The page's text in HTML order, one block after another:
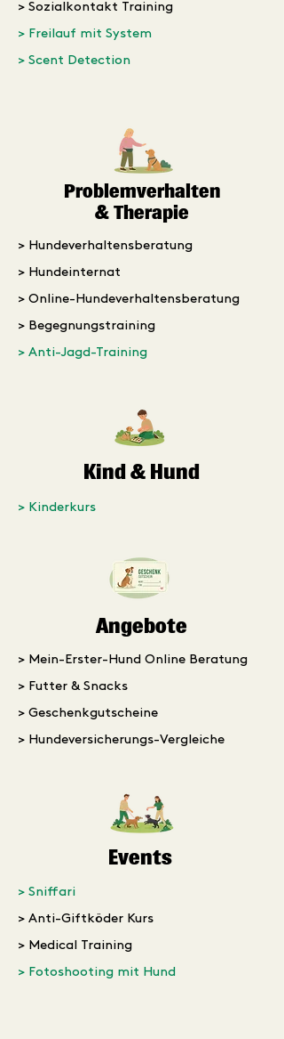
> Sozialkontakt Training
> Freilauf mit System
> Scent Detection
Problemverhalten
& Therapie
> Hundeverhaltensberatung
> Hundeinternat
> Online-Hundeverhaltensberatung
> Begegnungstraining
> Anti-Jagd-Training
Kind & Hund
> Kinderkurs
Angebote
> Mein-Erster-Hund Online Beratung
> Futter & Snacks
> Geschenkgutscheine
> Hundeversicherungs-Vergleiche
Events
> Sniffari
> Anti-Giftköder Kurs
> Medical Training
> Fotoshooting mit Hund